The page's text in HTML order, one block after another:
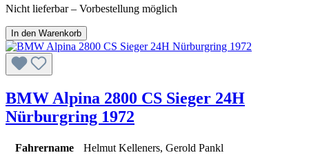
Nicht lieferbar – Vorbestellung möglich
In den Warenkorb
BMW Alpina 2800 CS Sieger 24H
Nürburgring 1972
Fahrername
Helmut Kelleners, Gerold Pankl